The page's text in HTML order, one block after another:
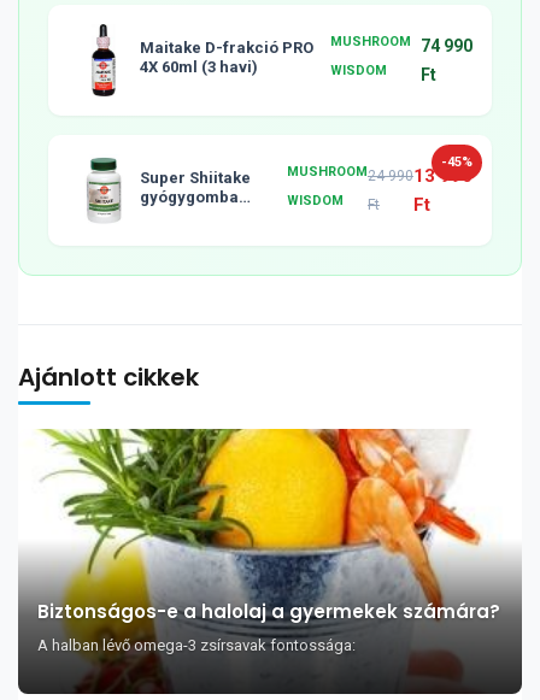
Maitake D-frakció PRO
4X 60ml (3 havi)
MUSHROOM
WISDOM
74 990
Ft
-45%
Super Shiitake
gyógygomba
MUSHROOM
WISDOM
24 990
Ft
13 990
Ft
Ajánlott cikkek
Biztonságos-e a halolaj a gyermekek számára?
A halban lévő omega-3 zsírsavak fontossága: